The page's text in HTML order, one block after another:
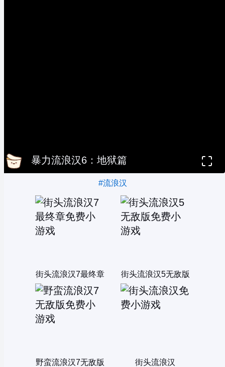
暴力流浪汉6：地狱篇
#流浪汉
街头流浪汉7最终章 街头流浪汉5无敌版
野蛮流浪汉7无敌版 街头流浪汉